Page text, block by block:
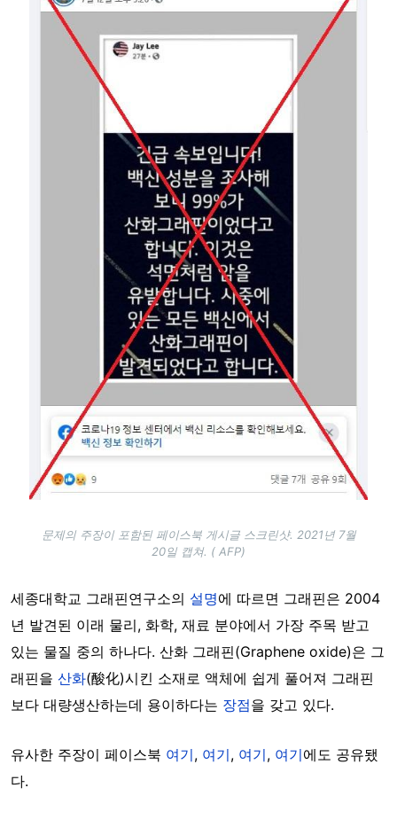
문제의 주장이 포함된 페이스북 게시글 스크린샷. 2021년 7월
20일 캡쳐. ( AFP)
세종대학교 그래핀연구소의 설명에 따르면 그래핀은 2004
년 발견된 이래 물리, 화학, 재료 분야에서 가장 주목 받고
있는 물질 중의 하나다. 산화 그래핀(Graphene oxide)은 그
래핀을 산화(酸化)시킨 소재로 액체에 쉽게 풀어져 그래핀
보다 대량생산하는데 용이하다는 장점을 갖고 있다.
유사한 주장이 페이스북 여기, 여기, 여기, 여기에도 공유됐
다.